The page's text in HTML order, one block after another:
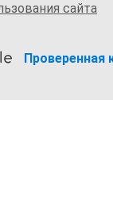
сайта
Проверенная